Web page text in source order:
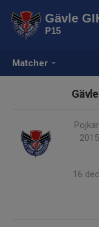
Matcher
Gävle
P15
16